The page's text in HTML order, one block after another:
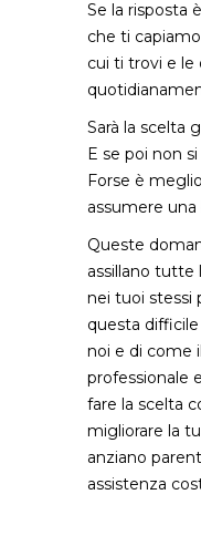
Se la risposta
che ti
cui ti trovi e le
Sarà la scelta
E se poi non
Forse è
assumere una
Queste
assillano tutte
nei tuoi stessi
questa
noi e di come
professionale
fare la scelta
migliorare la
anziano
assistenza